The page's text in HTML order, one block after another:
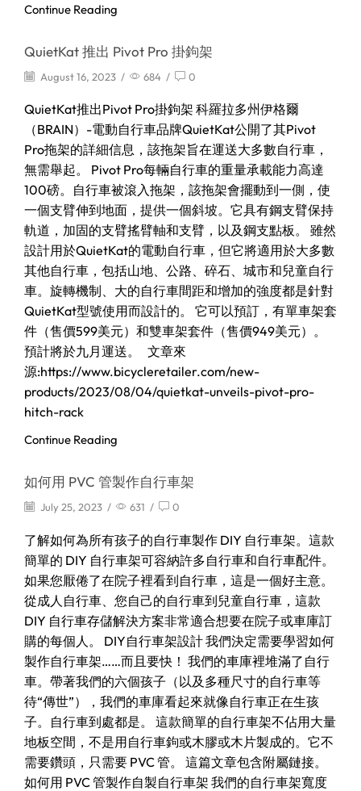
Continue Reading
QuietKat 推出 Pivot Pro 掛鉤架
August 16, 2023 / 684 / 0
QuietKat推出Pivot Pro掛鉤架 科羅拉多州伊格爾
（BRAIN）-電動自行車品牌QuietKat公開了其Pivot
Pro拖架的詳細信息，該拖架旨在運送大多數自行車，
無需舉起。 Pivot Pro每輛自行車的重量承載能力高達
100磅。自行車被滾入拖架，該拖架會擺動到一側，使
一個支臂伸到地面，提供一個斜坡。它具有鋼支臂保持
軌道，加固的支臂搖臂軸和支臂，以及鋼支點板。 雖然
設計用於QuietKat的電動自行車，但它將適用於大多數
其他自行車，包括山地、公路、碎石、城市和兒童自行
車。旋轉機制、大的自行車間距和增加的強度都是針對
QuietKat型號使用而設計的。 它可以預訂，有單車架套
件（售價599美元）和雙車架套件（售價949美元）。
預計將於九月運送。 文章來
源:https://www.bicycleretailer.com/new-
products/2023/08/04/quietkat-unveils-pivot-pro-
hitch-rack
Continue Reading
如何用 PVC 管製作自行車架
July 25, 2023 / 631 / 0
了解如何為所有孩子的自行車製作 DIY 自行車架。這款
簡單的 DIY 自行車架可容納許多自行車和自行車配件。
如果您厭倦了在院子裡看到自行車，這是一個好主意。
從成人自行車、您自己的自行車到兒童自行車，這款
DIY 自行車存儲解決方案非常適合想要在院子或車庫訂
購的每個人。 DIY自行車架設計 我們決定需要學習如何
製作自行車架……而且要快！ 我們的車庫裡堆滿了自行
車。帶著我們的六個孩子（以及多種尺寸的自行車等
待“傳世”），我們的車庫看起來就像自行車正在生孩
子。自行車到處都是。 這款簡單的自行車架不佔用大量
地板空間，不是用自行車鉤或木膠或木片製成的。它不
需要鑽頭，只需要 PVC 管。 這篇文章包含附屬鏈接。
如何用 PVC 管製作自製自行車架 我們的自行車架寬度